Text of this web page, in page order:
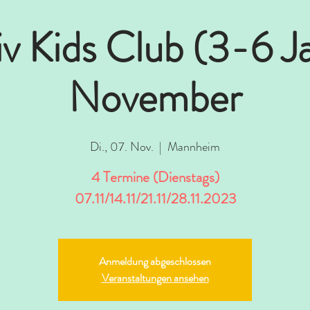
Kids Club (3-6
November
Di., 07. Nov.
  |
Mannheim
4 Termine (Dienstags)
07.11/14.11/21.11/28.11.2023
Anmeldung abgeschlossen
Veranstaltungen ansehen